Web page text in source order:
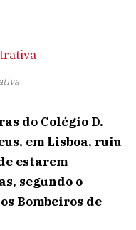
do Colégio D.
em Lisboa, ruiu
estarem
segundo o
Bombeiros de